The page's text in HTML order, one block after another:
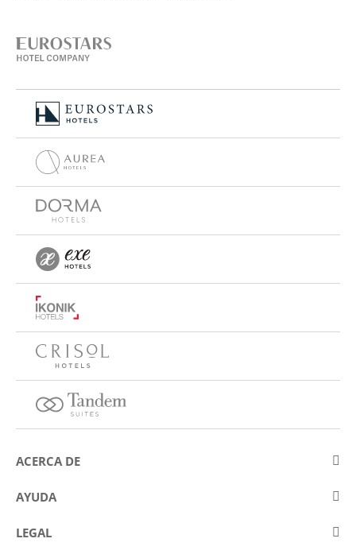
ACERCA DE
Sobre Eurostars Hotel Company
Concursos
AYUDA
Contactar
LEGAL